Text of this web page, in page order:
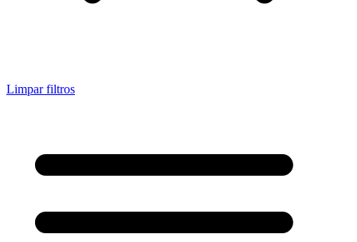
Limpar filtros